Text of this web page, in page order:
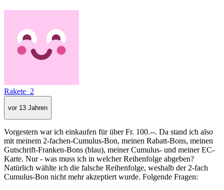
Rakete_2
vor 13 Jahren
Vorgestern war ich einkaufen für über Fr. 100.--. Da stand ich also
mit meinem 2-fachen-Cumulus-Bon, meinen Rabatt-Bons, meinen
Gutschrift-Franken-Bons (blau), meiner Cumulus- und meiner EC-
Karte. Nur - was muss ich in welcher Reihenfolge abgeben?
Natürlich wählte ich die falsche Reihenfolge, weshalb der 2-fach
Cumulus-Bon nicht mehr akzeptiert wurde. Folgende Fragen: